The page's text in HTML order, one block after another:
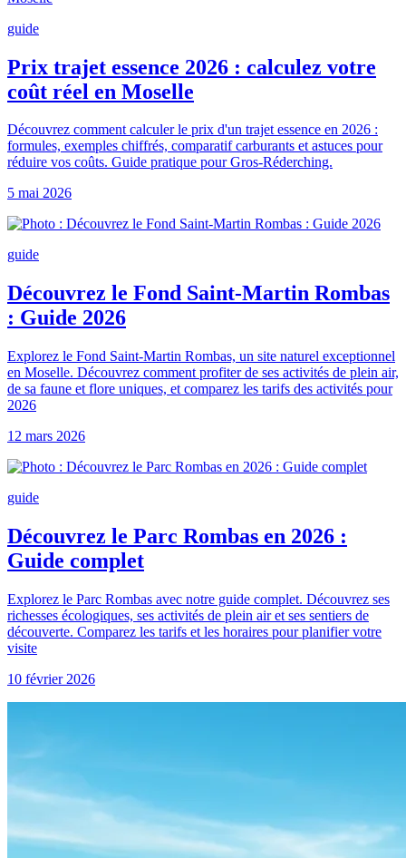
guide
Prix trajet essence 2026 : calculez votre
coût réel en Moselle
Découvrez comment calculer le prix d'un trajet essence en 2026 :
formules, exemples chiffrés, comparatif carburants et astuces pour
réduire vos coûts. Guide pratique pour Gros-Réderching.
5 mai 2026
guide
Découvrez le Fond Saint-Martin Rombas
: Guide 2026
Explorez le Fond Saint-Martin Rombas, un site naturel exceptionnel
en Moselle. Découvrez comment profiter de ses activités de plein air,
de sa faune et flore uniques, et comparez les tarifs des activités pour
2026
12 mars 2026
guide
Découvrez le Parc Rombas en 2026 :
Guide complet
Explorez le Parc Rombas avec notre guide complet. Découvrez ses
richesses écologiques, ses activités de plein air et ses sentiers de
découverte. Comparez les tarifs et les horaires pour planifier votre
visite
10 février 2026